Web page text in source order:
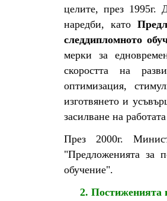
целите, през 1995г.
наредби, като
следдипломното
мерки за
скоростта на
оптимизация,
изготвянето и
засилване на
През 2000г.
"Предложенията за
обучение".
2. Постиженията